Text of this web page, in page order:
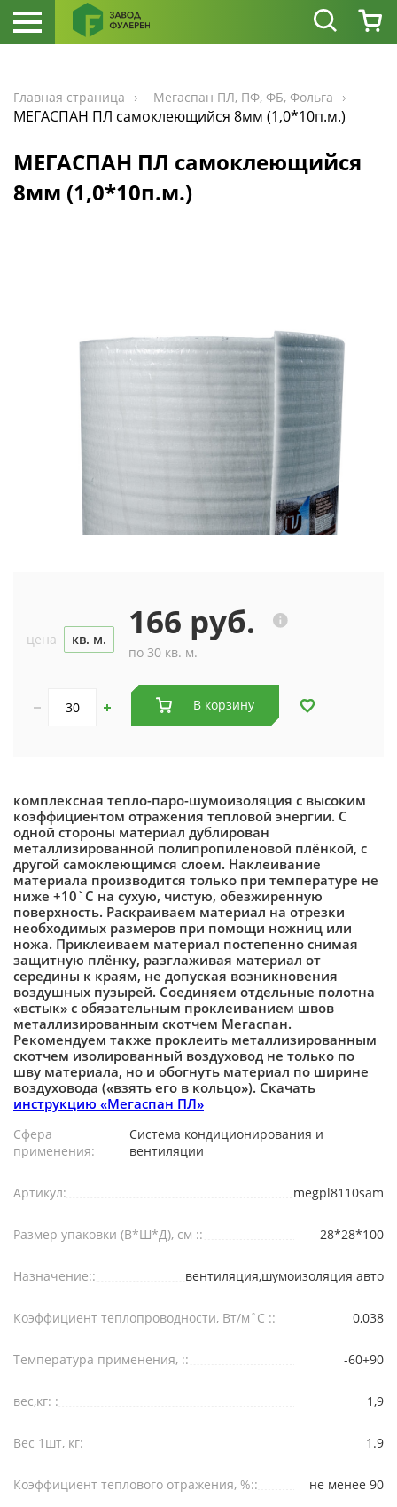
Главная страница Мегаспан ПЛ, ПФ, ФБ, Фольга
МЕГАСПАН ПЛ самоклеющийся 8мм (1,0*10п.м.)
МЕГАСПАН ПЛ самоклеющийся
8мм (1,0*10п.м.)
цена кв. м. 166 руб.
по 30 кв. м.
В корзину
комплексная тепло-паро-шумоизоляция с высоким
коэффициентом отражения тепловой энергии. С
одной стороны материал дублирован
металлизированной полипропиленовой плёнкой, с
другой самоклеющимся слоем. Наклеивание
материала производится только при температуре не
ниже +10˚С на сухую, чистую, обезжиренную
поверхность. Раскраиваем материал на отрезки
необходимых размеров при помощи ножниц или
ножа. Приклеиваем материал постепенно снимая
защитную плёнку, разглаживая материал от
середины к краям, не допуская возникновения
воздушных пузырей. Соединяем отдельные полотна
«встык» с обязательным проклеиванием швов
металлизированным скотчем Мегаспан.
Рекомендуем также проклеить металлизированным
скотчем изолированный воздуховод не только по
шву материала, но и обогнуть материал по ширине
воздуховода («взять его в кольцо»). Скачать
инструкцию «Мегаспан ПЛ»
Сфера
применения:
Система кондиционирования и
вентиляции
Артикул: megpl8110sam
Размер упаковки (В*Ш*Д), см :: 28*28*100
Назначение:: вентиляция,шумоизоляция авто
Коэффициент теплопроводности, Вт/м˚С :: 0,038
Температура применения, :: -60+90
вес,кг: : 1,9
Вес 1шт, кг: 1.9
Коэффициент теплового отражения, %:: не менее 90